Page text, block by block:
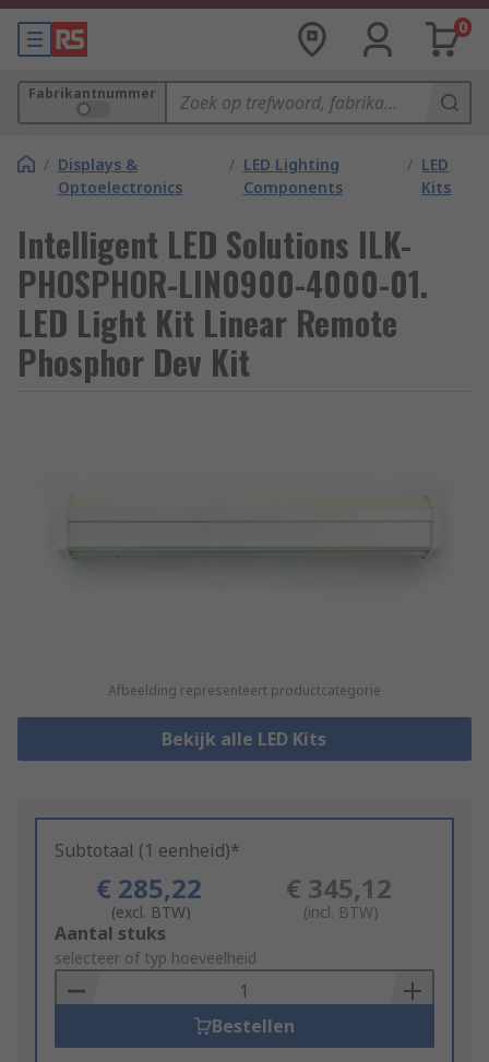
0
Fabrikantnummer
/ Displays &
Optoelectronics
/ LED Lighting
Components
/ LED
Kits
Intelligent LED Solutions ILK-
PHOSPHOR-LIN0900-4000-01.
LED Light Kit Linear Remote
Phosphor Dev Kit
Afbeelding representeert productcategorie
Bekijk alle LED Kits
Subtotaal (1 eenheid)*
€ 285,22
(excl. BTW)
€ 345,12
(incl. BTW)
Add
to
Basket
Aantal stuks
selecteer of typ hoeveelheid
Bestellen